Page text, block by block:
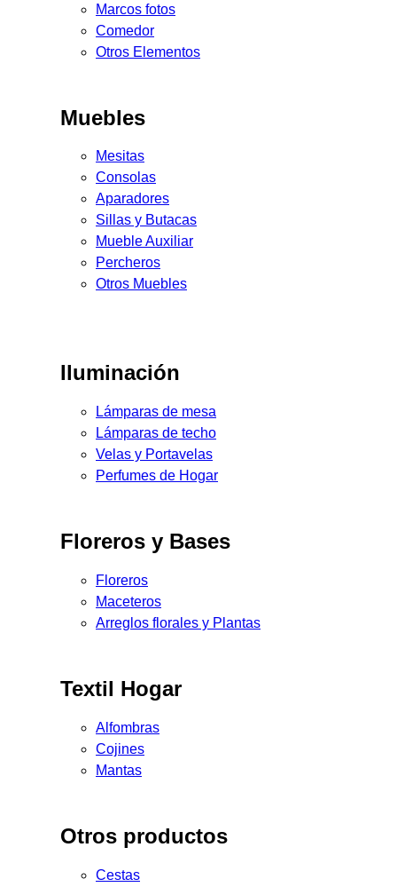
Marcos fotos
Comedor
Otros Elementos
Muebles
Mesitas
Consolas
Aparadores
Sillas y Butacas
Mueble Auxiliar
Percheros
Otros Muebles
Iluminación
Lámparas de mesa
Lámparas de techo
Velas y Portavelas
Perfumes de Hogar
Floreros y Bases
Floreros
Maceteros
Arreglos florales y Plantas
Textil Hogar
Alfombras
Cojines
Mantas
Otros productos
Cestas